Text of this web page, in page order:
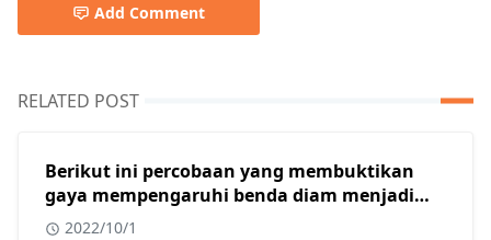
Add Comment
RELATED POST
Berikut ini percobaan yang membuktikan
gaya mempengaruhi benda diam menjadi
bergerak adalah?
2022/10/1